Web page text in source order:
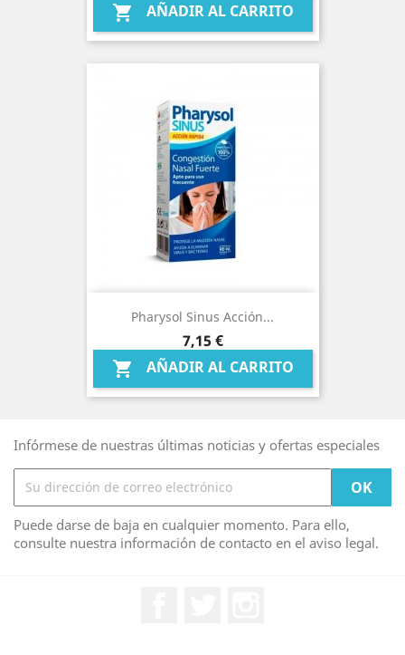
 AÑADIR AL CARRITO
Pharysol Sinus Acción...
Precio
7,15 €
 AÑADIR AL CARRITO
Infórmese de nuestras últimas noticias y ofertas especiales
Puede darse de baja en cualquier momento. Para ello,
consulte nuestra información de contacto en el aviso legal.